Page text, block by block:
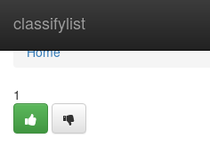
classifylist
Home
Home
1